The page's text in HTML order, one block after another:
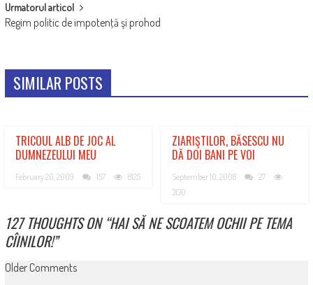
Urmatorul articol
Regim politic de impotenţă şi prohod
SIMILAR POSTS
TRICOUL ALB DE JOC AL
DUMNEZEULUI MEU
February 20, 2009 157 8125
ZIARIŞTILOR, BĂSESCU NU
DĂ DOI BANI PE VOI
September 10, 2008
27
3130
127 THOUGHTS ON “HAI SĂ NE SCOATEM OCHII PE TEMA
CÎINILOR!”
COMMENT
Older Comments